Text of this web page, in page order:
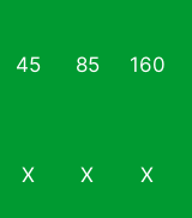
45 85 160
X X X